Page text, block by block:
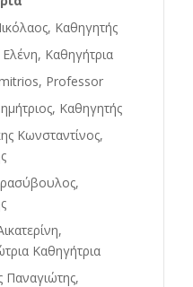
Καθηγητής
Καθηγήτρια
Professor
Καθηγητής
Κωνσταντίνος,
Καθηγήτρια
Παναγιώτης,